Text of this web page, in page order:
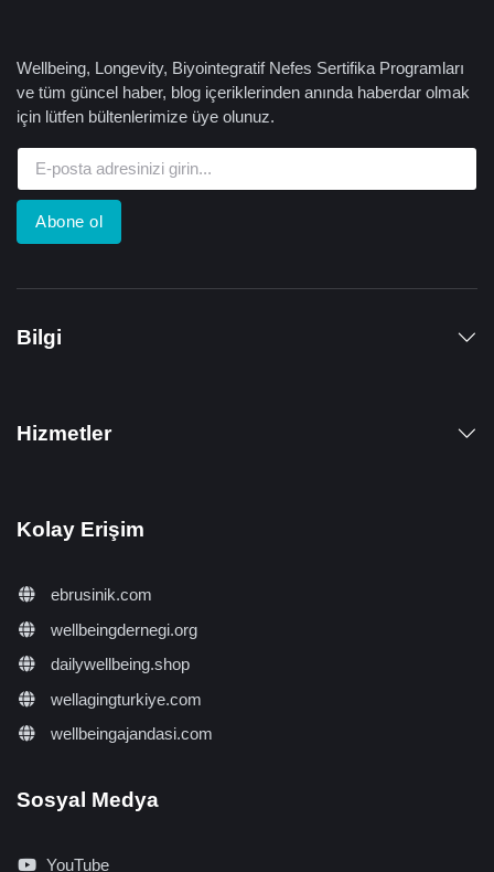
Wellbeing, Longevity, Biyointegratif Nefes Sertifika Programları
ve tüm güncel haber, blog içeriklerinden anında haberdar olmak
için lütfen bültenlerimize üye olunuz.
Abone ol
Bilgi
Hizmetler
Kolay Erişim
ebrusinik.com
wellbeingdernegi.org
dailywellbeing.shop
wellagingturkiye.com
wellbeingajandasi.com
Sosyal Medya
YouTube